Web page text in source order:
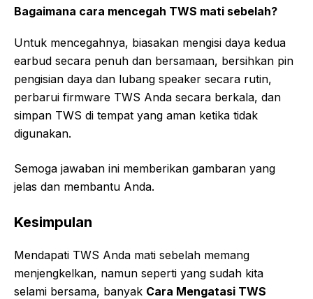
Bagaimana cara mencegah TWS mati sebelah?
Untuk mencegahnya, biasakan mengisi daya kedua
earbud secara penuh dan bersamaan, bersihkan pin
pengisian daya dan lubang speaker secara rutin,
perbarui firmware TWS Anda secara berkala, dan
simpan TWS di tempat yang aman ketika tidak
digunakan.
Semoga jawaban ini memberikan gambaran yang
jelas dan membantu Anda.
Kesimpulan
Mendapati TWS Anda mati sebelah memang
menjengkelkan, namun seperti yang sudah kita
selami bersama, banyak Cara Mengatasi TWS